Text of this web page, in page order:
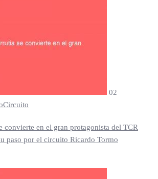
02
Circuito
convierte en el gran protagonista del TCR
paso por el circuito Ricardo Tormo